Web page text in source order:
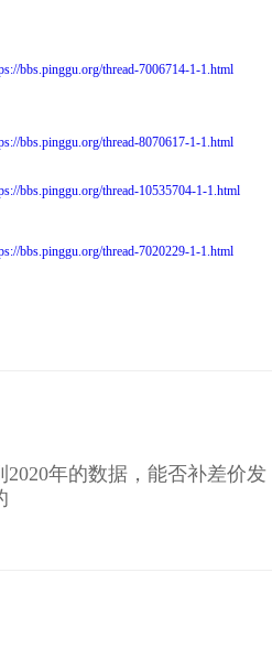
bbs.pinggu.org/thread-7006714-1-1.html
bbs.pinggu.org/thread-8070617-1-1.html
bbs.pinggu.org/thread-10535704-1-1.html
bbs.pinggu.org/thread-7020229-1-1.html
年的数据，能否补差价发